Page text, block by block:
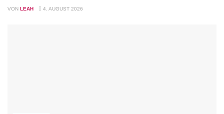
VON LEAH 4. AUGUST 2026